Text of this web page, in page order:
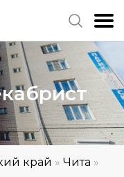
край » Чита »